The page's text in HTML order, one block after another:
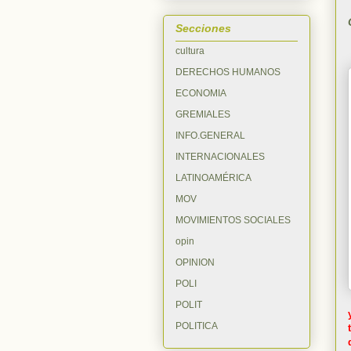
Secciones
cultura
DERECHOS HUMANOS
ECONOMIA
GREMIALES
INFO.GENERAL
INTERNACIONALES
LATINOAMÉRICA
MOV
MOVIMIENTOS SOCIALES
opin
OPINION
POLI
POLIT
POLITICA